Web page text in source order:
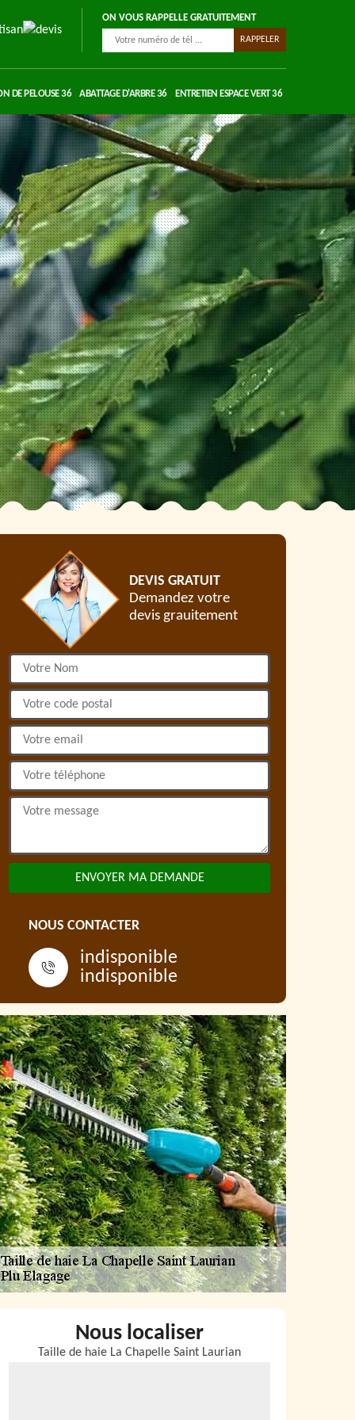
ON VOUS RAPPELLE GRATUITEMENT
DE PELOUSE 36 ABATTAGE D'ARBRE 36 ENTRETIEN ESPACE VERT 36
DEVIS GRATUIT
Demandez votre
devis grauitement
NOUS CONTACTER
indisponible
indisponible
Nous localiser
Taille de haie La Chapelle Saint Laurian